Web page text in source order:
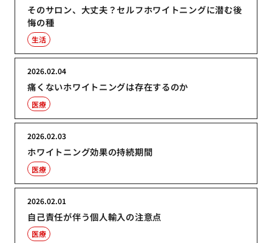
そのサロン、大丈夫？セルフホワイトニングに潜む後
悔の種
生活
痛くないホワイトニングは存在するのか
2026.02.04
医療
ホワイトニング効果の持続期間
2026.02.03
医療
自己責任が伴う個人輸入の注意点
2026.02.01
医療